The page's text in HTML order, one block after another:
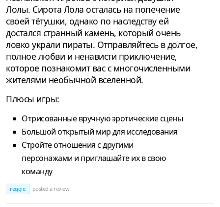
Лолы. Сирота Лола осталась на попечение
своей тётушки, однако по наследству ей
достался странный камень, который очень
ловко украли пираты. Отправляйтесь в долгое,
полное любви и ненависти приключение,
которое познакомит вас с многочисленными
жителями необычной вселенной.
Плюсы игры:
Отрисованные вручную эротические сцены
Большой открытый мир для исследования
Стройте отношения с другими
персонажами и приглашайте их в свою
команду
reggie posted a review